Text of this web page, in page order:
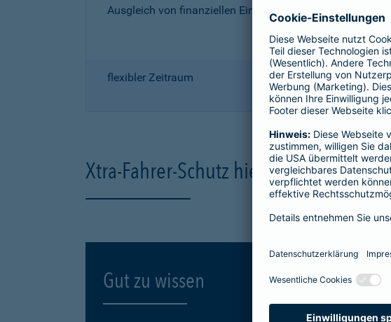
Ausgleich von finanziellen Einbußen
flexibler Zeitraum
Xtra-Fahrer-Schutz hier online
Gut zu wissen